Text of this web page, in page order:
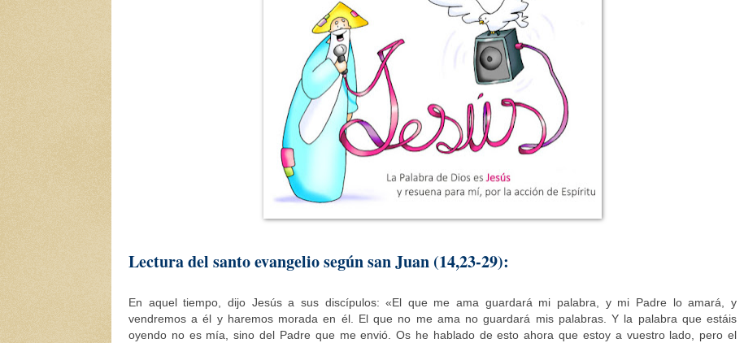
Lectura del santo evangelio según san Juan (14,23-29):
En aquel tiempo, dijo Jesús a sus discípulos: «El que me ama guardará mi palabra, y mi Padre lo amará, y
vendremos a él y haremos morada en él. El que no me ama no guardará mis palabras. Y la palabra que estáis
oyendo no es mía, sino del Padre que me envió. Os he hablado de esto ahora que estoy a vuestro lado, pero el